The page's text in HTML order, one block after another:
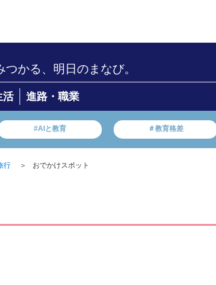
つかる、明日のまなび。
活 進路・職業
#AIと教育 ＃教育格差
行 ＞ おでかけスポット